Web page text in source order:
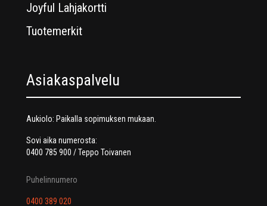
Joyful Lahjakortti
Tuotemerkit
Asiakaspalvelu
Aukiolo: Paikalla sopimuksen mukaan.
Sovi aika numerosta:
0400 785 900 / Teppo Toivanen
Puhelinnumero
0400 389 020